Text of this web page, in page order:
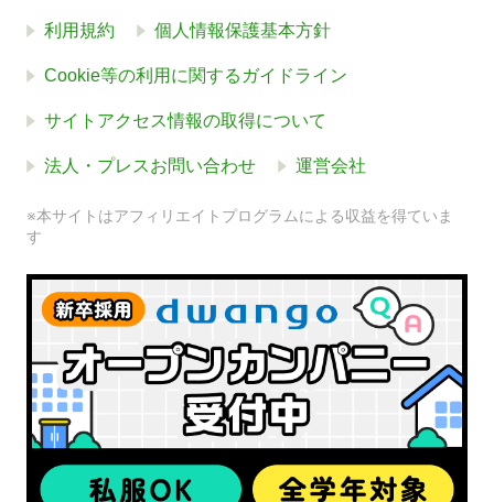
利用規約 個人情報保護基本方針
Cookie等の利用に関するガイドライン
サイトアクセス情報の取得について
法人・プレスお問い合わせ 運営会社
※本サイトはアフィリエイトプログラムによる収益を得ていま
す